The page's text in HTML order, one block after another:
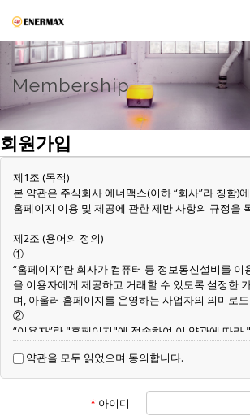
Membership
회원가입
제1조 (목적)
본 약관은 주식회사 에너맥스(이하 “회사”라 칭함)
홈페이지 이용 및 제공에 관한 제반 사항의 규정을
제2조 (용어의 정의)
①
“홈페이지”란 회사가 컴퓨터 등 정보통신설비를 이
을 이용자에게 제공하고 거래할 수 있도록 설정한
며, 아울러 홈페이지를 운영하는 사업자의 의미로
②
“이용자”란 "홈페이지"에 접속하여 이 약관에 따
는 서비스를 받는 회원 및 비회원을 말합니다.
③
“회원”이라 함은 "홈페이지"에 개인정보를 제공하
서, "홈페이지"의 정보를 지속적으로 제공받으며 "
서비스를 계속적으로 이용할 수 있는 자를 말합니다.
약관을 모두 읽었으며 동의합니다.
* 아이디